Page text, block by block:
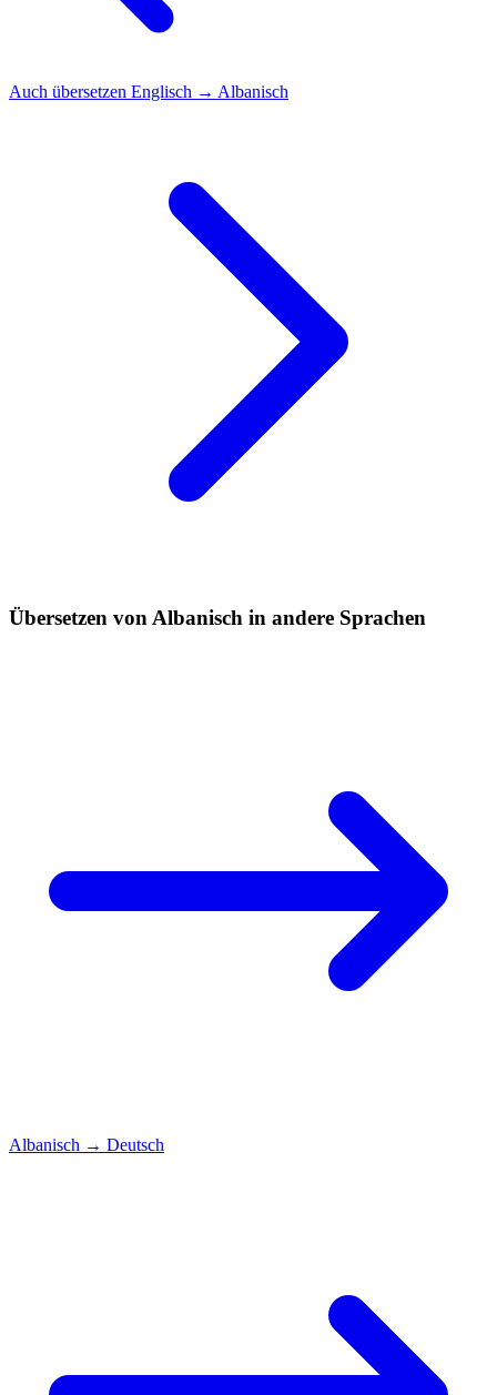
Auch übersetzen Englisch → Albanisch
Übersetzen von Albanisch in andere Sprachen
Albanisch → Deutsch